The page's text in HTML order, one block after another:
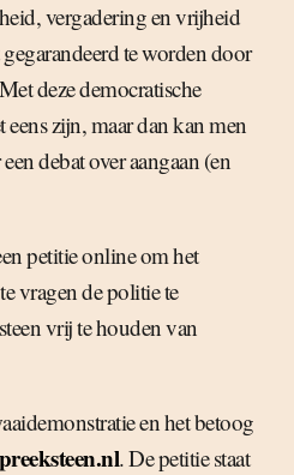
vergadering en vrijheid
te worden door
deze democratische
zijn, maar dan kan men
debat over aangaan (en
petitie online om het
vragen de politie te
vrij te houden van
en het betoog
. De petitie staat